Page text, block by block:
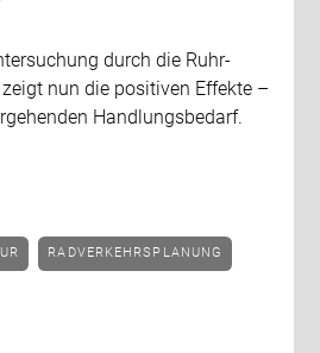
durch die Ruhr-
nun die positiven Effekte –
Handlungsbedarf.
RADVERKEHRSPLANUNG